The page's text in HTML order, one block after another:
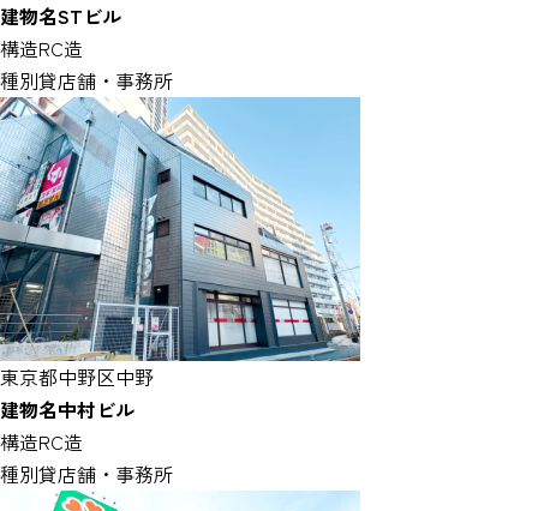
建物名STビル
構造RC造
種別貸店舗・事務所
東京都中野区中野
建物名中村ビル
構造RC造
種別貸店舗・事務所